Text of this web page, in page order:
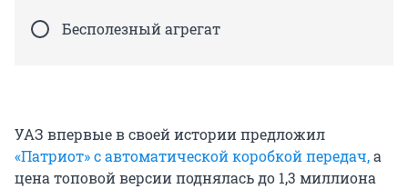
Бесполезный агрегат
УАЗ впервые в своей истории предложил
«Патриот» с автоматической коробкой передач,а
цена топовой версии поднялась до 1,3 миллиона